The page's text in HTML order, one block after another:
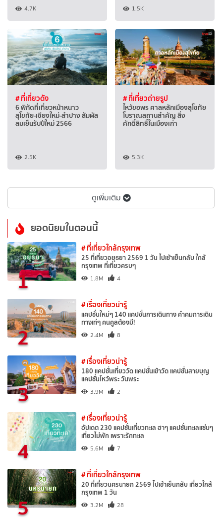
4.7K 1.5K
# ที่เที่ยวดัง
6 พิกัดที่เที่ยวหน้าหนาว
สุโขทัย-เชียงใหม่-ลำปาง สัมผัส
ลมเย็นรับปีใหม่ 2566
2.5K
# ที่เที่ยวถ่ายรูป
ไหว้ขอพร ศาลหลักเมืองสุโขทัย
โบราณสถานสำคัญ สิ่ง
ศักดิ์สิทธิ์ในเมืองเก่า
5.3K
ดูเพิ่มเติม
ยอดนิยมในตอนนี้
1
# ที่เที่ยวใกล้กรุงเทพ
25 ที่เที่ยวอยุธยา 2569 1 วัน ไปเช้าเย็นกลับ ใกล้
กรุงเทพ ที่เที่ยวครบๆ
1.8M 4
2
# เรื่องเที่ยวน่ารู้
แคปชั่นใหม่ๆ 140 แคปชั่นการเดินทาง คำคมการเดิน
ทางเท่ๆ คนคูลต้องมี!
2.4M 8
3
# เรื่องเที่ยวน่ารู้
180 แคปชั่นเที่ยววัด แคปชั่นเข้าวัด แคปชั่นสายบุญ
แคปชั่นไหว้พระ วันพระ
3.9M 2
4
# เรื่องเที่ยวน่ารู้
อัปเดต 230 แคปชั่นเที่ยวทะเล ฮาๆ แคปชั่นทะเลแซ่บๆ
เที่ยวไม่พัก เพราะรักทะเล
5.6M 7
5
# ที่เที่ยวใกล้กรุงเทพ
20 ที่เที่ยวนครนายก 2569 ไปเช้าเย็นกลับ เที่ยวใกล้
กรุงเทพ 1 วัน
3.2M 28